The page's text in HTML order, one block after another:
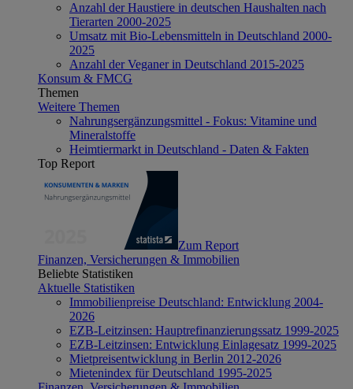
Anzahl der Haustiere in deutschen Haushalten nach
Tierarten 2000-2025
Umsatz mit Bio-Lebensmitteln in Deutschland 2000-
2025
Anzahl der Veganer in Deutschland 2015-2025
Konsum & FMCG
Themen
Weitere Themen
Nahrungsergänzungsmittel - Fokus: Vitamine und
Mineralstoffe
Heimtiermarkt in Deutschland - Daten & Fakten
Top Report
Zum Report
Finanzen, Versicherungen & Immobilien
Beliebte Statistiken
Aktuelle Statistiken
Immobilienpreise Deutschland: Entwicklung 2004-
2026
EZB-Leitzinsen: Hauptrefinanzierungssatz 1999-2025
EZB-Leitzinsen: Entwicklung Einlagesatz 1999-2025
Mietpreisentwicklung in Berlin 2012-2026
Mietenindex für Deutschland 1995-2025